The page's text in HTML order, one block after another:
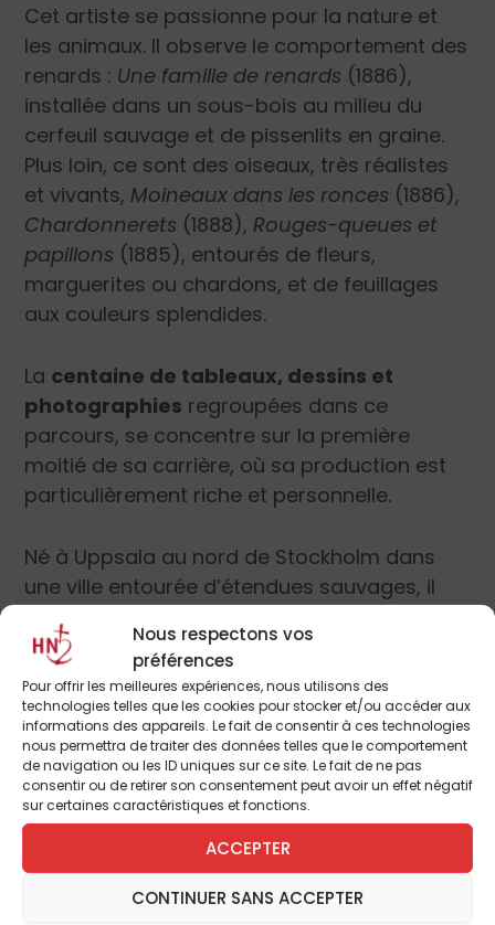
Nous respectons vos
préférences
Pour offrir les meilleures expériences, nous utilisons des
technologies telles que les cookies pour stocker et/ou accéder aux
informations des appareils. Le fait de consentir à ces technologies
nous permettra de traiter des données telles que le comportement
de navigation ou les ID uniques sur ce site. Le fait de ne pas
consentir ou de retirer son consentement peut avoir un effet négatif
sur certaines caractéristiques et fonctions.
ACCEPTER
CONTINUER SANS ACCEPTER
Cet artiste se passionne pour la nature et
les animaux. Il observe le comportement des
renards : Une famille de renards (1886),
installée dans un sous-bois au milieu du
cerfeuil sauvage et de pissenlits en graine.
Plus loin, ce sont des oiseaux, très réalistes
et vivants, Moineaux dans les ronces (1886),
Chardonnerets (1888), Rouges-queues et
papillons (1885), entourés de fleurs,
marguerites ou chardons, et de feuillages
aux couleurs splendides.
La centaine de tableaux, dessins et
photographies regroupées dans ce
parcours, se concentre sur la première
moitié de sa carrière, où sa production est
particulièrement riche et personnelle.
Né à Uppsala au nord de Stockholm dans
une ville entourée d’étendues sauvages, il
1872, il intègrel’Académie royale de Suède
où il côtoie Anders Zorn qui deviendra l’un
des peintres les plus célèbres de
Scandinavie.
Tous deux abandonnent leur école, la
jugeant trop restrictive. Liljefors quitte la
Suède et se rend en Allemagne, en Italie et
en France. Il séjourne alors à Grez-sur-Loing